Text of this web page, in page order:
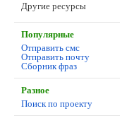
Другие ресурсы
Популярные
Отправить смс
Отправить почту
Сборник фраз
Разное
Поиск по проекту